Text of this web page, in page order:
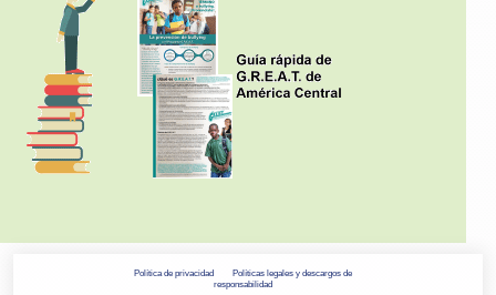
Política de privacidad
Políticas legales y descargos de
responsabilidad